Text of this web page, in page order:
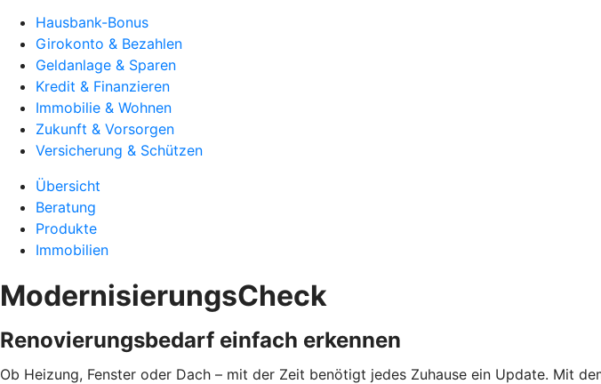
Hausbank-Bonus
Girokonto & Bezahlen
Geldanlage & Sparen
Kredit & Finanzieren
Immobilie & Wohnen
Zukunft & Vorsorgen
Versicherung & Schützen
Übersicht
Beratung
Produkte
Immobilien
ModernisierungsCheck
Renovierungsbedarf einfach erkennen
Ob Heizung, Fenster oder Dach – mit der Zeit benötigt jedes Zuhause ein Update. Mit